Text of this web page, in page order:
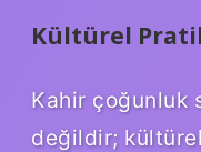
Kültürel
Kahir çoğunluk
değildir;